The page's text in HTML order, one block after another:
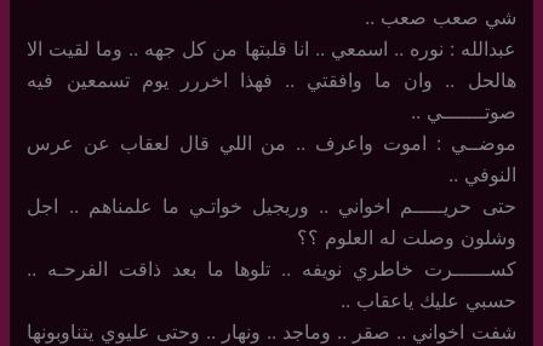
شي صعب صعب ..
عبدالله : نوره .. اسمعي .. انا قلبتها من كل جهه .. وما لقيت الا
هالحل .. وان ما وافقتي .. فهذا اخررر يوم تسمعين فيه
صوتـــــــي ..
موضــي : اموت واعرف .. من اللي قال لعقاب عن عرس
النوفي ..
حتى حريـــــم اخواني .. وريجيل خواتـي ما علمناهم .. اجل
وشلون وصلت له العلوم ؟؟
كســــــرت خاطري نويفه .. تلوها ما بعد ذاقت الفرحـه ..
حسبي عليك ياعقاب ..
شفت اخواني .. صقر .. وماجد .. ونهار .. وحتى عليوي يتناوبونها